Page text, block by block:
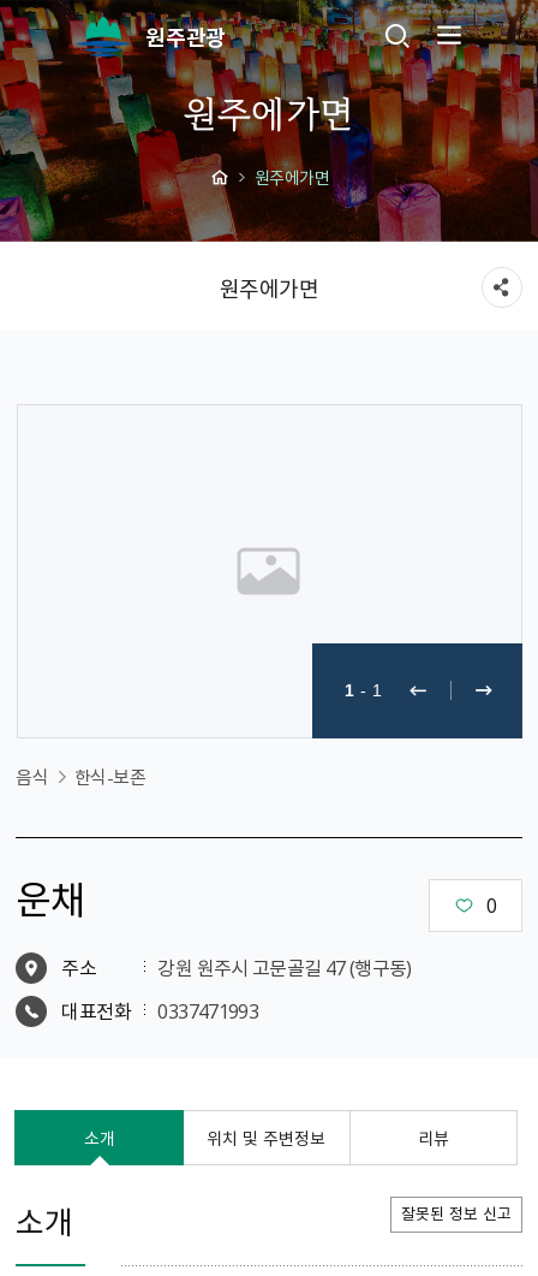
원주관광
원주에가면
원주에가면
원주에가면
1 - 1
음식 한식-보존
운채 0
주소
강원 원주시 고문골길 47 (행구동)
대표전화
0337471993
소개 위치 및 주변정보 리뷰
소개 잘못된 정보 신고